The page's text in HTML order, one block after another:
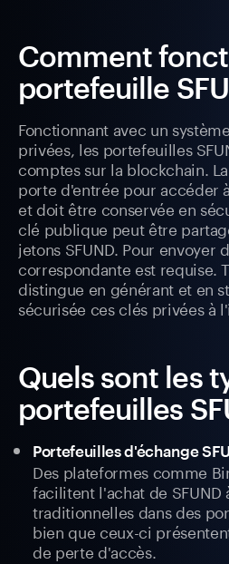
Comment
portefeuille
Fonctionnant avec un
privées, les portefeuilles
comptes sur la blockchain.
porte d'entrée pour accéder
et doit être conservée en
clé publique peut être
jetons SFUND. Pour envoyer
correspondante est requise.
distingue en générant et en
sécurisée ces clés privées à
Quels sont les
portefeuilles
Portefeuilles d'échange
Des plateformes comme
facilitent l'achat de SFUND
traditionnelles dans des
bien que ceux-ci
de perte d'accès.